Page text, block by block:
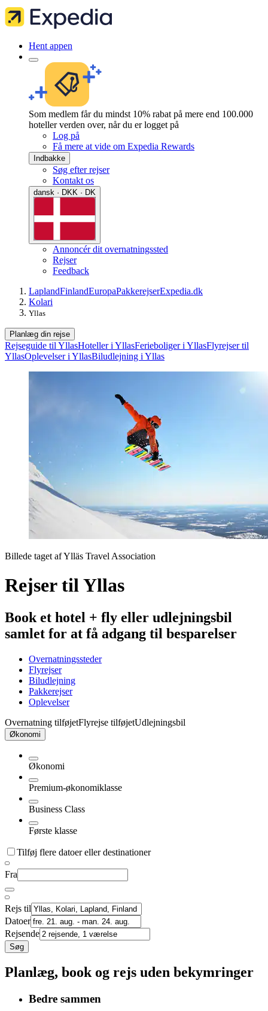
Hent appen
Som medlem får du mindst 10% rabat på mere end 100.000
hoteller verden over, når du er logget på
Log på
Få mere at vide om Expedia Rewards
Indbakke
Søg efter rejser
Kontakt os
dansk · DKK · DK
Annoncér dit overnatningssted
Rejser
Feedback
LaplandFinlandEuropaPakkerejserExpedia.dk
Kolari
Yllas
Planlæg din rejse
Rejseguide til YllasHoteller i YllasFerieboliger i YllasFlyrejser til
YllasOplevelser i YllasBiludlejning i Yllas
Billede taget af Ylläs Travel Association
Rejser til Yllas
Book et hotel + fly eller udlejningsbil
samlet for at få adgang til besparelser
Overnatningssteder
Flyrejser
Biludlejning
Pakkerejser
Oplevelser
Overnatning tilføjetFlyrejse tilføjetUdlejningsbil
Økonomi
Økonomi
Premium-økonomiklasse
Business Class
Første klasse
Tilføj flere datoer eller destinationer
Fra
Rejs til
Datoer
Rejsende
Søg
Planlæg, book og rejs uden bekymringer
Bedre sammen